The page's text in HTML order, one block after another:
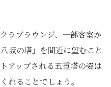
ラブラウンジ、一部客室か
坂の塔」を間近に望むこと
アップされる五重塔の姿は
れることでしょう。